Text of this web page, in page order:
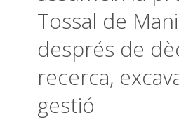
Tossal de
després de
recerca,
gestió